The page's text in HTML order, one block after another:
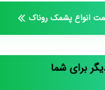
انواع پشمک روناک
برای شما